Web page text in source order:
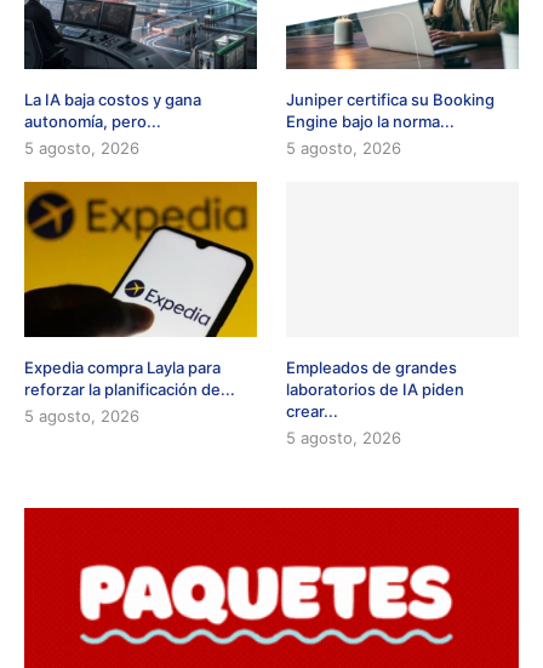
La IA baja costos y gana
autonomía, pero...
5 agosto, 2026
Juniper certifica su Booking
Engine bajo la norma...
5 agosto, 2026
Expedia compra Layla para
reforzar la planificación de...
5 agosto, 2026
Empleados de grandes
laboratorios de IA piden
crear...
5 agosto, 2026